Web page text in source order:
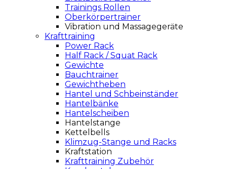
Trainings Rollen
Oberkörpertrainer
Vibration und Massagegeräte
Krafttraining
Power Rack
Half Rack / Squat Rack
Gewichte
Bauchtrainer
Gewichtheben
Hantel und Schbeinständer
Hantelbänke
Hantelscheiben
Hantelstange
Kettelbells
Klimzug-Stange und Racks
Kraftstation
Krafttraining Zubehör